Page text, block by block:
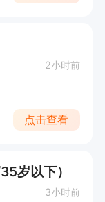
2小时前
点击查看
岁以下）
3小时前